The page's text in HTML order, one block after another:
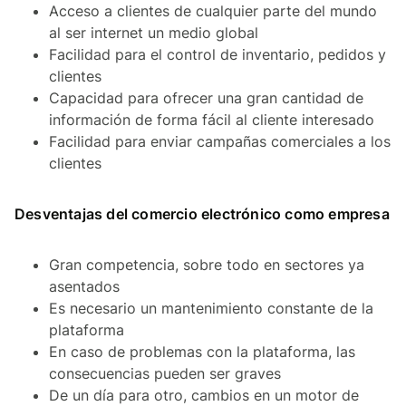
Acceso a clientes de cualquier parte del mundo
al ser internet un medio global
Facilidad para el control de inventario, pedidos y
clientes
Capacidad para ofrecer una gran cantidad de
información de forma fácil al cliente interesado
Facilidad para enviar campañas comerciales a los
clientes
Desventajas del comercio electrónico como empresa
Gran competencia, sobre todo en sectores ya
asentados
Es necesario un mantenimiento constante de la
plataforma
En caso de problemas con la plataforma, las
consecuencias pueden ser graves
De un día para otro, cambios en un motor de